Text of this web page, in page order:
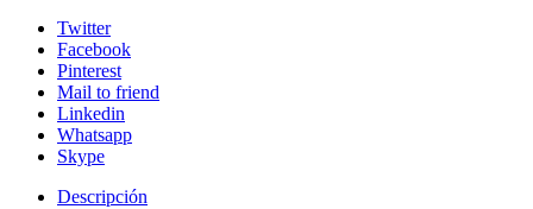
Twitter
Facebook
Pinterest
Mail to friend
Linkedin
Whatsapp
Skype
Descripción